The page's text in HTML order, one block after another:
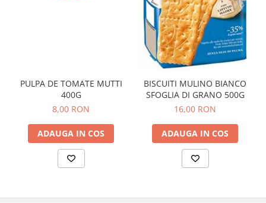
PULPA DE TOMATE MUTTI
400G
8,00 RON
ADAUGA IN COS
BISCUITI MULINO BIANCO
SFOGLIA DI GRANO 500G
16,00 RON
ADAUGA IN COS